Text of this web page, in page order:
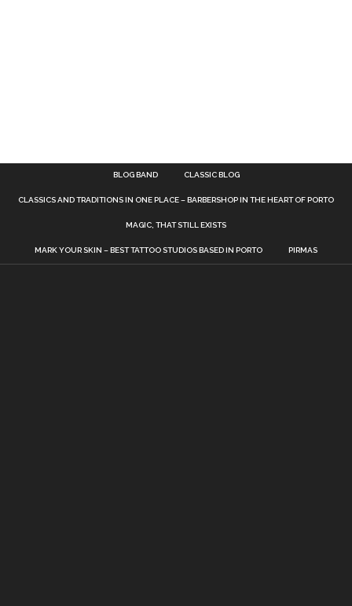
BLOG BAND CLASSIC BLOG
CLASSICS AND TRADITIONS IN ONE PLACE – BARBERSHOP IN THE HEART OF PORTO
MAGIC, THAT STILL EXISTS
MARK YOUR SKIN – BEST TATTOO STUDIOS BASED IN PORTO PIRMAS